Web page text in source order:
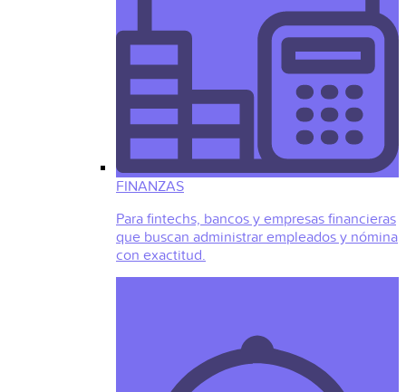
FINANZAS
Para fintechs, bancos y empresas financieras
que buscan administrar empleados y nómina
con exactitud.